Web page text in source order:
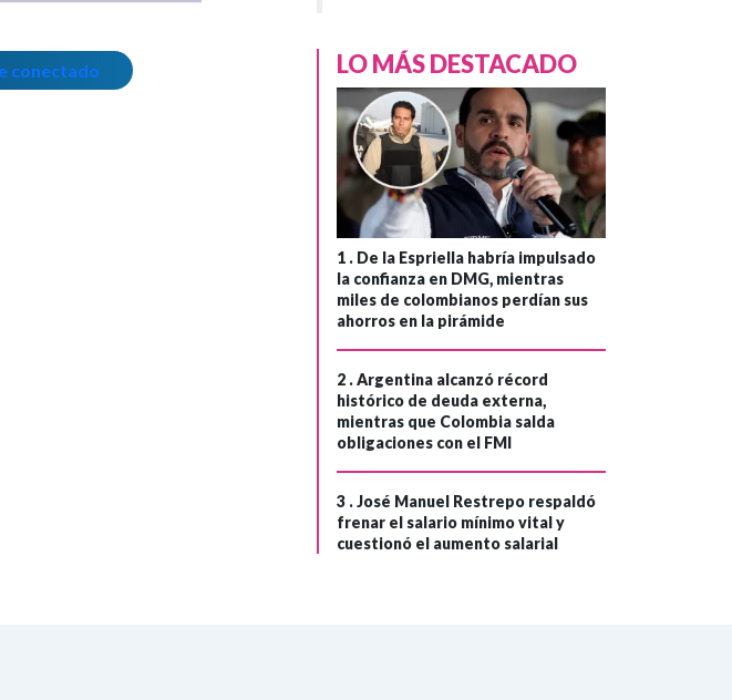
conectado LO MÁS DESTACADO
1 . De la Espriella habría impulsado
la confianza en DMG, mientras
miles de colombianos perdían sus
ahorros en la pirámide
2 .Argentina alcanzó récord
histórico de deuda externa,
mientras que Colombia salda
obligaciones con el FMI
3 .José Manuel Restrepo respaldó
frenar el salario mínimo vital y
cuestionó el aumento salarial